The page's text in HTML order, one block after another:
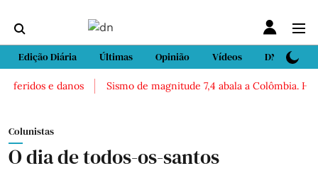
Edição Diária Últimas Opinião Vídeos DN Sport
feridos e danos Sismo de magnitude 7,4 abala a Colômbia. Há
Colunistas
O dia de todos-os-santos